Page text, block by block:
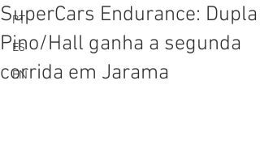
PT
ES
EN
SuperCars Endurance: Dupla
Pino/Hall ganha a segunda
corrida em Jarama